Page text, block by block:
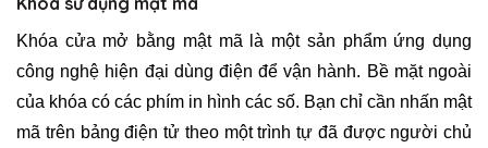
Khóa cửa mở bằng mật mã là một sản phẩm ứng dụng
công nghệ hiện đại dùng điện để vận hành. Bề mặt ngoài
của khóa có các phím in hình các số. Bạn chỉ cần nhấn mật
mã trên bảng điện tử theo một trình tự đã được người chủ